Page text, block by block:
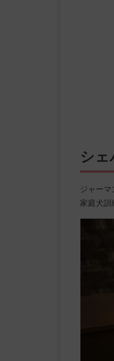
シェ
ジャー
家庭犬訓